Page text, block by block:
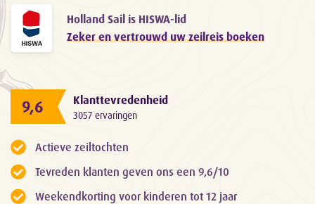
Holland Sail is HISWA-lid
Zeker en vertrouwd uw zeilreis boeken
9,6 Klanttevredenheid
3057 ervaringen
Actieve zeiltochten
Tevreden klanten geven ons een 9,6/10
Weekendkorting voor kinderen tot 12 jaar